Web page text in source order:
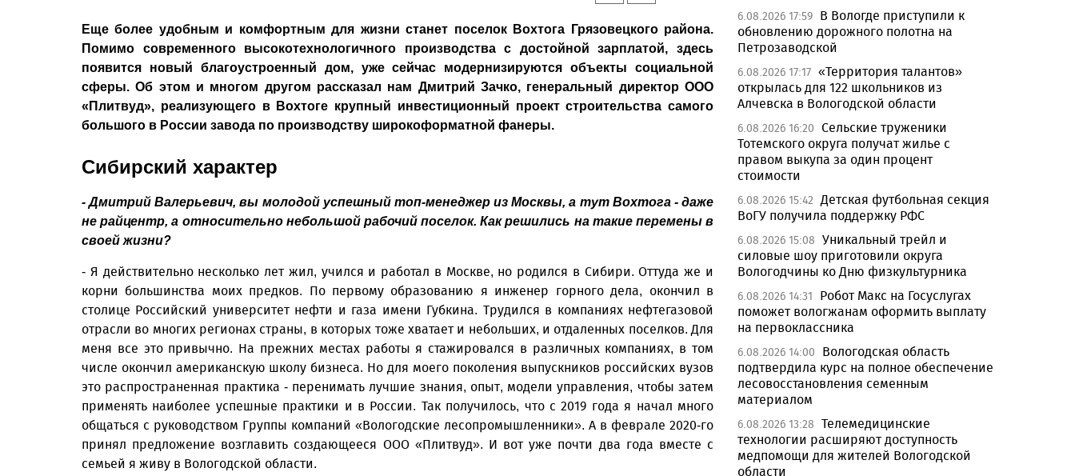
Еще более удобным и комфортным для жизни станет поселок Вохтога Грязовецкого района.
Помимо современного высокотехнологичного производства с достойной зарплатой, здесь
появится новый благоустроенный дом, уже сейчас модернизируются объекты социальной
сферы. Об этом и многом другом рассказал нам Дмитрий Зачко, генеральный директор ООО
«Плитвуд», реализующего в Вохтоге крупный инвестиционный проект строительства самого
большого в России завода по производству широкоформатной фанеры.
Сибирский характер
- Дмитрий Валерьевич, вы молодой успешный топ-менеджер из Москвы, а тут Вохтога - даже
не райцентр, а относительно небольшой рабочий поселок. Как решились на такие перемены в
своей жизни?
- Я действительно несколько лет жил, учился и работал в Москве, но родился в Сибири. Оттуда же и
корни большинства моих предков. По первому образованию я инженер горного дела, окончил в
столице Российский университет нефти и газа имени Губкина. Трудился в компаниях нефтегазовой
отрасли во многих регионах страны, в которых тоже хватает и небольших, и отдаленных поселков. Для
меня все это привычно. На прежних местах работы я стажировался в различных компаниях, в том
числе окончил американскую школу бизнеса. Но для моего поколения выпускников российских вузов
это распространенная практика - перенимать лучшие знания, опыт, модели управления, чтобы затем
применять наиболее успешные практики и в России. Так получилось, что с 2019 года я начал много
общаться с руководством Группы компаний «Вологодские лесопромышленники». А в феврале 2020-го
принял предложение возглавить создающееся ООО «Плитвуд». И вот уже почти два года вместе с
семьей я живу в Вологодской области.
6.08.2026 17:59 В Вологде приступили к
обновлению дорожного полотна на
Петрозаводской
6.08.2026 17:17 «Территория талантов»
открылась для 122 школьников из
Алчевска в Вологодской области
6.08.2026 16:20 Сельские труженики
Тотемского округа получат жилье с
правом выкупа за один процент
стоимости
6.08.2026 15:42 Детская футбольная секция
ВоГУ получила поддержку РФС
6.08.2026 15:08 Уникальный трейл и
силовые шоу приготовили округа
Вологодчины ко Дню физкультурника
6.08.2026 14:31
Робот Макс на Госуслугах
поможет вологжанам оформить выплату
на первоклассника
6.08.2026 14:00
Вологодская область
подтвердила курс на полное обеспечение
лесовосстановления семенным
материалом
6.08.2026 13:28 Телемедицинские
технологии расширяют доступность
медпомощи для жителей Вологодской
области